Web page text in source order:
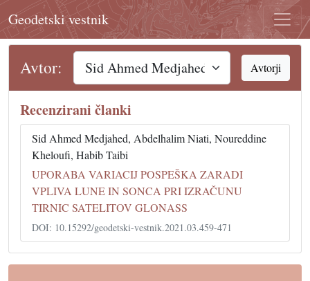
Geodetski vestnik
Avtor: Avtorji
Recenzirani članki
Sid Ahmed Medjahed, Abdelhalim Niati, Noureddine
Kheloufi, Habib Taibi
UPORABA VARIACIJ POSPEŠKA ZARADI
VPLIVA LUNE IN SONCA PRI IZRAČUNU
TIRNIC SATELITOV GLONASS
DOI: 10.15292/geodetski-vestnik.2021.03.459-471